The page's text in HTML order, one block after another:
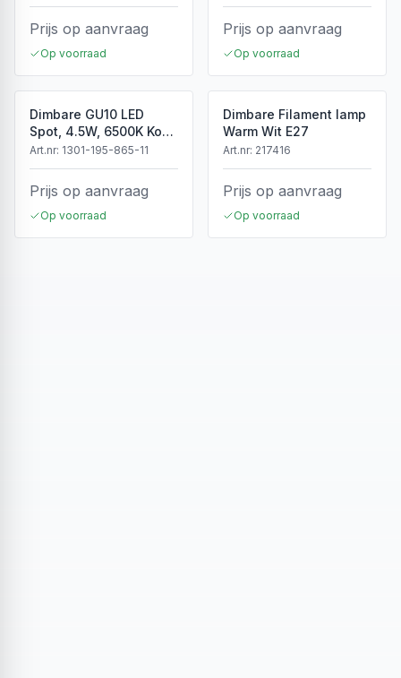
Prijs op aanvraag
Op voorraad
Prijs op aanvraag
Op voorraad
Dimbare GU10 LED
Spot, 4.5W, 6500K Koud
Wit, IP20
Art.nr: 1301-195-865-11
Prijs op aanvraag
Op voorraad
Dimbare Filament lamp
Warm Wit E27
Art.nr: 217416
Prijs op aanvraag
Op voorraad